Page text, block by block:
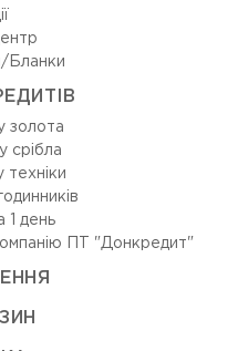
Бланки
золота
срібла
техніки
1 день
ПТ "Донкредит"